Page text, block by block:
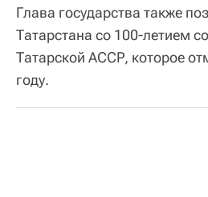
Глава государства также
Татарстана со 100-летием
Татарской АССР, которое
году.